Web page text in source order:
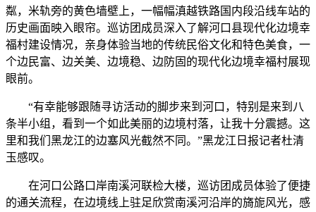
粼，米轨旁的黄色墙壁上，一幅幅滇越铁路国内段沿线车站的
历史画面映入眼帘。巡访团成员深入了解河口县现代化边境幸
福村建设情况，亲身体验当地的传统民俗文化和特色美食，一
个边民富、边关美、边境稳、边防固的现代化边境幸福村展现
眼前。
“有幸能够跟随寻访活动的脚步来到河口，特别是来到八
条半小组，看到一个如此美丽的边境村落，让我十分震撼。这
里和我们黑龙江的边塞风光截然不同。”黑龙江日报记者杜清
玉感叹。
在河口公路口岸南溪河联检大楼，巡访团成员体验了便捷
的通关流程，在边境线上驻足欣赏南溪河沿岸的旖旎风光，感